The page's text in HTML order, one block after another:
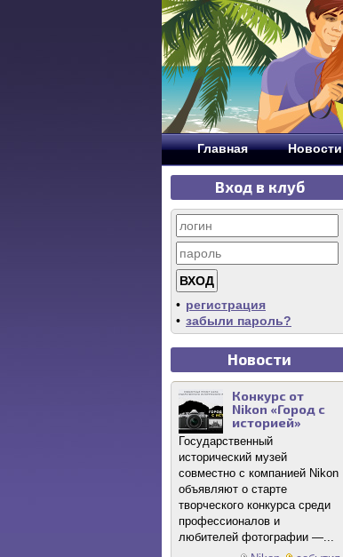
Главная Новости
Вход в клуб
• регистрация
• забыли пароль?
Новости
Конкурс от
Nikon «Город с
историей»
Государственный
исторический музей
совместно с компанией Nikon
объявляют о старте
творческого конкурса среди
профессионалов и
любителей фотографии —...